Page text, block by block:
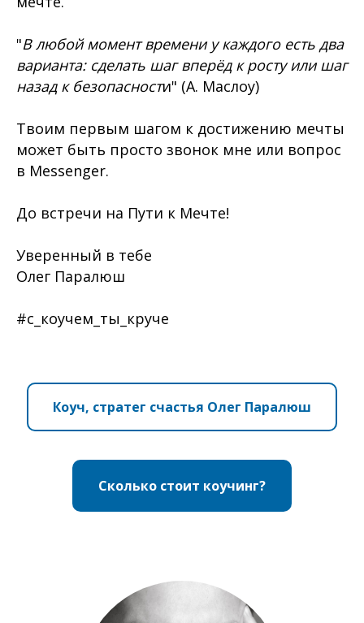
"В любой момент времени у каждого есть два
варианта: сделать шаг вперёд к росту или шаг
назад к безопасности" (А. Маслоу)
Твоим первым шагом к достижению мечты
может быть просто звонок мне или вопрос
в Messenger.
До встречи на Пути к Мечте!
Уверенный в тебе
Олег Паралюш
#с_коучем_ты_круче
Коуч, стратег счастья Олег Паралюш
Сколько стоит коучинг?